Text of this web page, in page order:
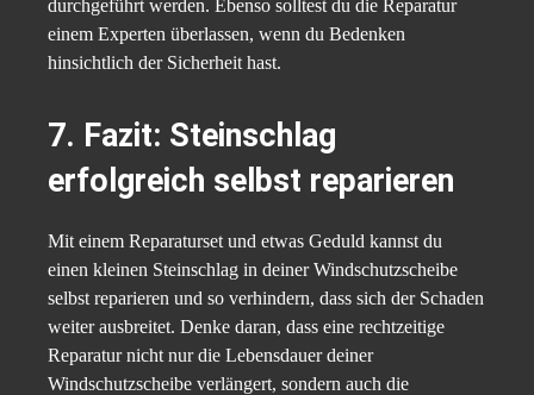
durchgeführt werden. Ebenso solltest du die Reparatur
einem Experten überlassen, wenn du Bedenken
hinsichtlich der Sicherheit hast.
7. Fazit: Steinschlag
erfolgreich selbst reparieren
Mit einem Reparaturset und etwas Geduld kannst du
einen kleinen Steinschlag in deiner Windschutzscheibe
selbst reparieren und so verhindern, dass sich der Schaden
weiter ausbreitet. Denke daran, dass eine rechtzeitige
Reparatur nicht nur die Lebensdauer deiner
Windschutzscheibe verlängert, sondern auch die